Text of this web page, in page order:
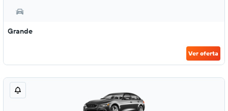
Grande
Ver oferta